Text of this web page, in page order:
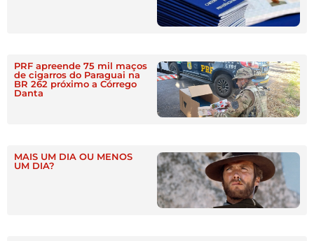
PRF apreende 75 mil maços
de cigarros do Paraguai na
BR 262 próximo a Córrego
Danta
MAIS UM DIA OU MENOS
UM DIA?